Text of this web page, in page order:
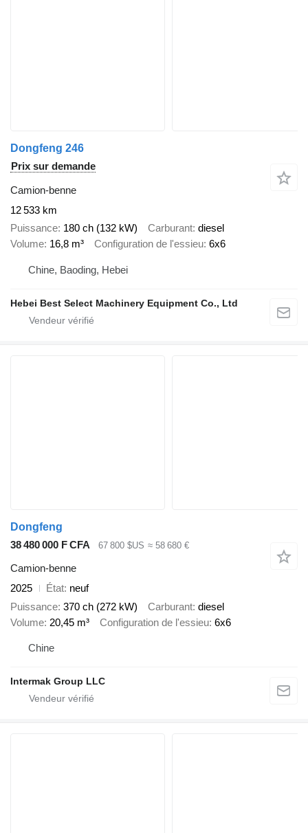
Dongfeng 246
Prix sur demande
Camion-benne
12 533 km
Puissance 180 ch (132 kW) Carburant diesel
Volume 16,8 m³ Configuration de l'essieu 6x6
Chine, Baoding, Hebei
Hebei Best Select Machinery Equipment Co., Ltd
Dongfeng
38 480 000 F CFA
67 800 $US ≈ 58 680 €
Camion-benne
2025
État neuf
Puissance 370 ch (272 kW) Carburant diesel
Volume 20,45 m³ Configuration de l'essieu 6x6
Chine
Intermak Group LLC